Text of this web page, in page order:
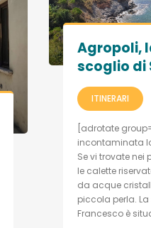
Agropoli,
scoglio di
ITINERARI
[adrotate
incontaminata
Se vi trovate nei
le calette
da acque
piccola perla.
Francesco è